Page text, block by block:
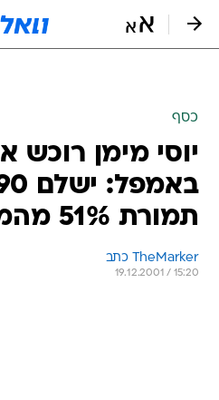
כסף
יוסי מימן
תמורת 51% מהמניות
TheMarker כתב
19.12.2001 / 15:20